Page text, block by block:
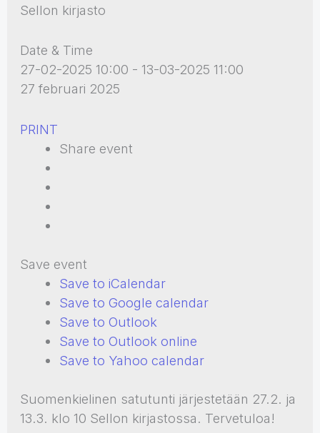
Sellon kirjasto
Date & Time
27-02-2025 10:00 - 13-03-2025 11:00
27 februari 2025
PRINT
Share event
Save event
Save to iCalendar
Save to Google calendar
Save to Outlook
Save to Outlook online
Save to Yahoo calendar
Suomenkielinen satutunti järjestetään 27.2. ja
13.3. klo 10 Sellon kirjastossa. Tervetuloa!